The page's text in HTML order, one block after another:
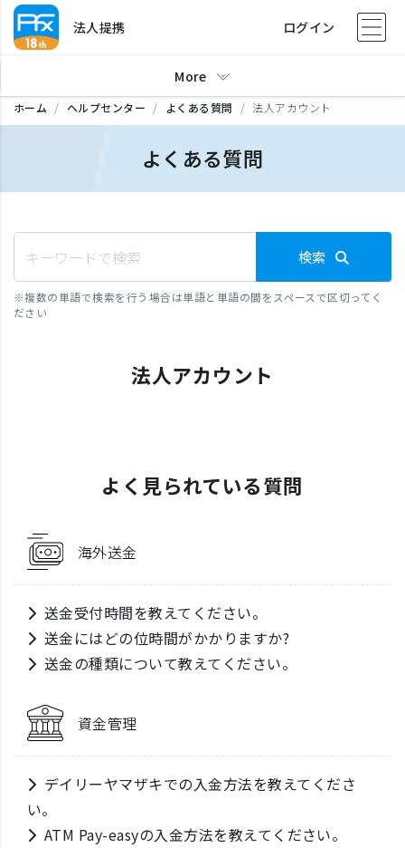
法人提携 ログイン
More
ホーム ヘルプセンター よくある質問 法人アカウント
よくある質問
検索
※複数の単語で検索を行う場合は単語と単語の間をスペースで区切ってく
ださい
法人アカウント
よく見られている質問
海外送金
送金受付時間を教えてください。
送金にはどの位時間がかかりますか?
送金の種類について教えてください。
資金管理
デイリーヤマザキでの入金方法を教えてくださ
い。
ATM Pay-easyの入金方法を教えてください。